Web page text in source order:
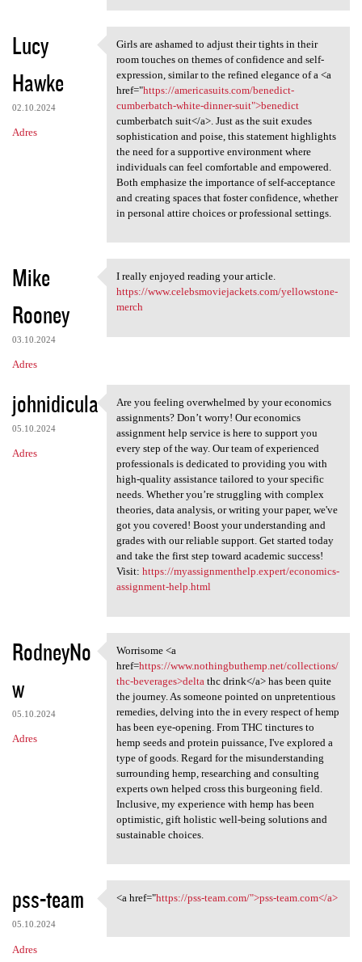
Lucy
Hawke
02.10.2024
Adres
Girls are ashamed to adjust
Girls are ashamed to adjust their tights in their
room touches on themes of confidence and self-
expression, similar to the refined elegance of a <a
href="https://americasuits.com/benedict-
cumberbatch-white-dinner-suit">benedict
cumberbatch suit</a>. Just as the suit exudes
sophistication and poise, this statement highlights
the need for a supportive environment where
individuals can feel comfortable and empowered.
Both emphasize the importance of self-acceptance
and creating spaces that foster confidence, whether
in personal attire choices or professional settings.
Mike
Rooney
03.10.2024
Adres
I really enjoyed reading your
I really enjoyed reading your article.
https://www.celebsmoviejackets.com/yellowstone-
merch
johnidicula
05.10.2024
Adres
Are you feeling overwhelmed
Are you feeling overwhelmed by your economics
assignments? Don’t worry! Our economics
assignment help service is here to support you
every step of the way. Our team of experienced
professionals is dedicated to providing you with
high-quality assistance tailored to your specific
needs. Whether you’re struggling with complex
theories, data analysis, or writing your paper, we've
got you covered! Boost your understanding and
grades with our reliable support. Get started today
and take the first step toward academic success!
Visit: https://myassignmenthelp.expert/economics-
assignment-help.html
RodneyNo
w
05.10.2024
Adres
Worrisome <a href=https:/
Worrisome <a
href=https://www.nothingbuthemp.net/collections/
thc-beverages>delta thc drink</a> has been quite
the journey. As someone pointed on unpretentious
remedies, delving into the in every respect of hemp
has been eye-opening. From THC tinctures to
hemp seeds and protein puissance, I've explored a
type of goods. Regard for the misunderstanding
surrounding hemp, researching and consulting
experts own helped cross this burgeoning field.
Inclusive, my experience with hemp has been
optimistic, gift holistic well-being solutions and
sustainable choices.
pss-team
05.10.2024
Adres
<a href="https://pss-team.com
<a href="https://pss-team.com/">pss-team.com</a>